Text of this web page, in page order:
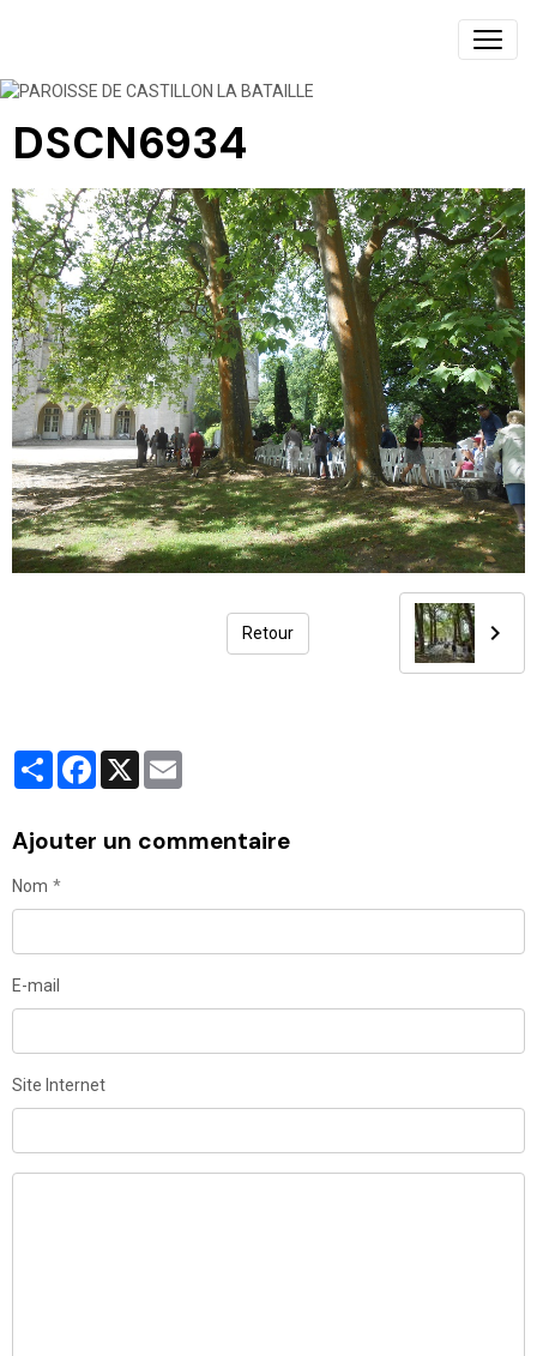
PAROISSE DE CASTILLON LA BATAILLE
DSCN6934
Retour
PartagerFacebook
X
Ajouter un commentaire
Nom
E-mail
Site Internet